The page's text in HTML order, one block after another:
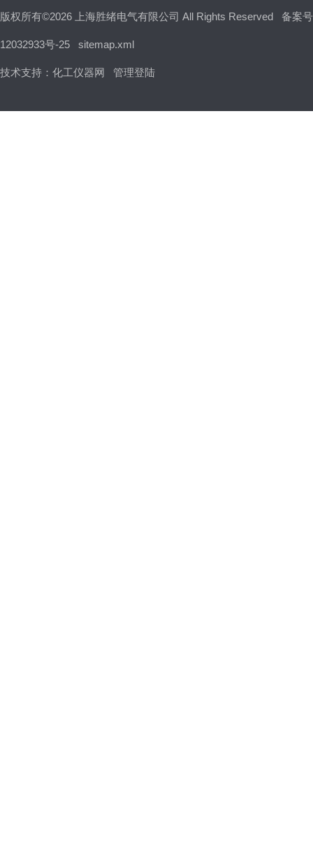
版权所有©2026 上海胜绪电气有限公司 All Rights Reserved 备案
12032933号-25 sitemap.xml
技术支持： 化工仪器网 管理登陆